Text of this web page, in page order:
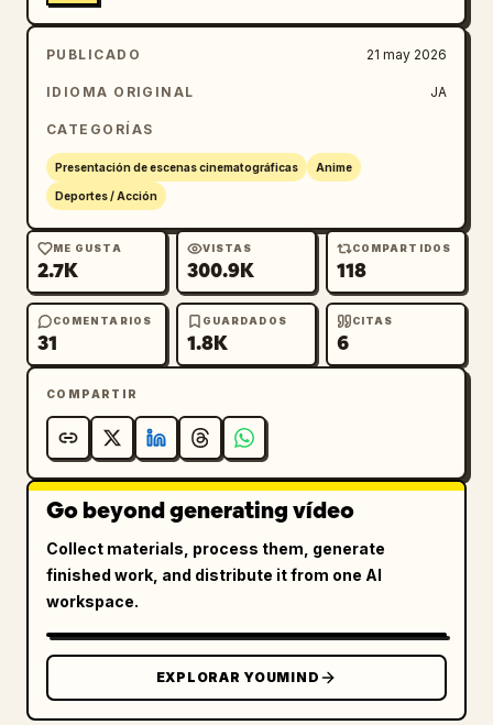
PUBLICADO 21 may 2026
IDIOMA ORIGINAL JA
CATEGORÍAS
Presentación de escenas cinematográficas Anime
Deportes / Acción
ME GUSTA
2.7K
VISTAS
300.9K
COMPARTIDOS
118
COMENTARIOS
31
GUARDADOS
1.8K
CITAS
6
COMPARTIR
Go beyond generating vídeo
Collect materials, process them, generate
finished work, and distribute it from one AI
workspace.
EXPLORAR YOUMIND